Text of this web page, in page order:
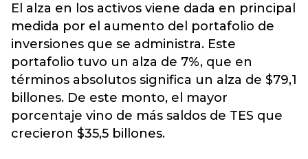
El alza en los activos viene dada en principal
medida por el aumento del portafolio de
inversiones que se administra. Este
portafolio tuvo un alza de 7%, que en
términos absolutos significa un alza de $79,1
billones. De este monto, el mayor
porcentaje vino de más saldos de TES que
crecieron $35,5 billones.